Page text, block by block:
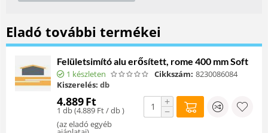
Eladó további termékei
Felületsimító alu erősített, rome 400 mm Soft
1 készleten Cikkszám: 8230086084
Kiszerelés: db
4.889Ft
1 db (4.889 Ft/ db )
(az eladó egyéb
+
−